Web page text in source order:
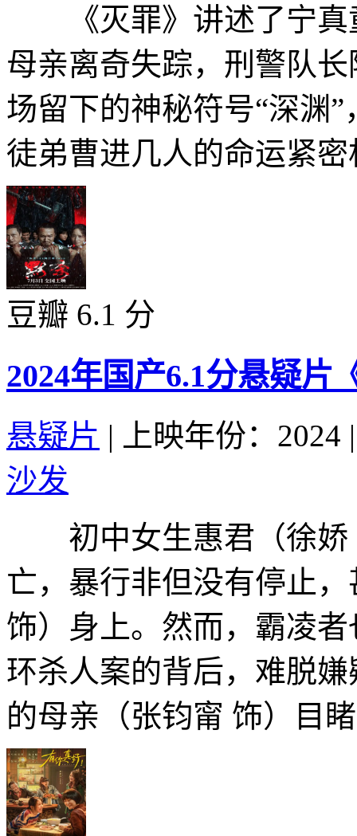
《灭罪》讲述了宁真
母亲离奇失踪，刑警队
场留下的神秘符号“深渊
徒弟曹进几人的命运紧
豆瓣 6.1 分
2024年国产6.1分悬疑片
悬疑片 | 上映年份：2024 |
沙发
初中女生惠君（徐娇
亡，暴行非但没有停止
饰）身上。然而，霸凌
环杀人案的背后，难脱
的母亲（张钧甯 饰）目